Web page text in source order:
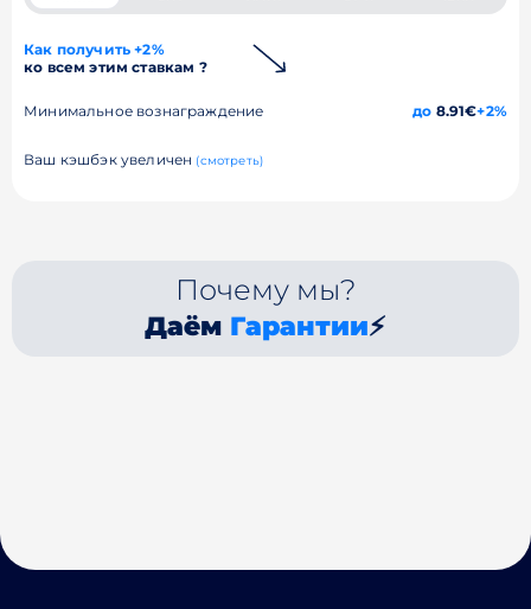
Как получить +2%
ко всем этим ставкам ?
Минимальное вознаграждение до 8.91€+2%
Ваш кэшбэк увеличен (смотреть)
Почему мы?
Даём Гарантии⚡